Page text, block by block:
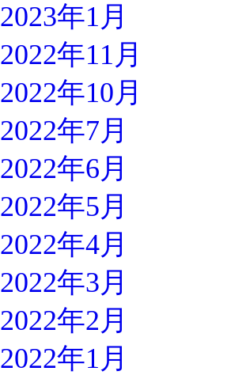
2023年1月
2022年11月
2022年10月
2022年7月
2022年6月
2022年5月
2022年4月
2022年3月
2022年2月
2022年1月